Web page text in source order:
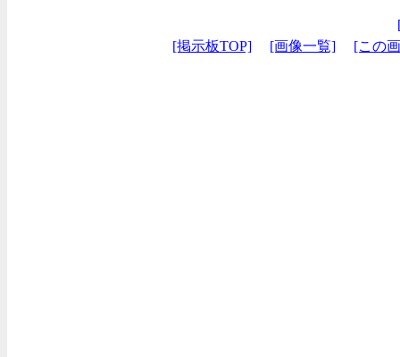
[掲示板TOP]
[画像一覧] [この